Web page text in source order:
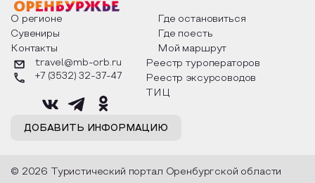
о том, как встречают новый год в
разных уголках страны, какие
обряды совершают на удачу и
благополучие, в чем схожи и
различаются традиции. Кто такой
Дед Мороз и откуда он пришел, как
его называют в разных уголках
страны и как появились елочные
Твардовского и
каждой строчке
восхищение
яркому времени
О регионе
Где остановиться
Сувениры
Где поесть
Контакты
Мой маршрут
ДОБАВИТЬ ИНФОРМАЦИЮ
travel@mb-orb.ru
+7 (3532) 32-37-47
Реестр туроператоров
Реестр эксурсоводов
ТИЦ
© 2026 Туристический портал Оренбургской области